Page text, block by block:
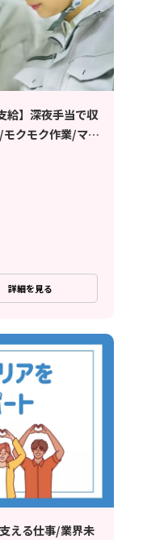
給】深夜手当で収
クモク作業/マイ
詳細を見る
える仕事/業界未